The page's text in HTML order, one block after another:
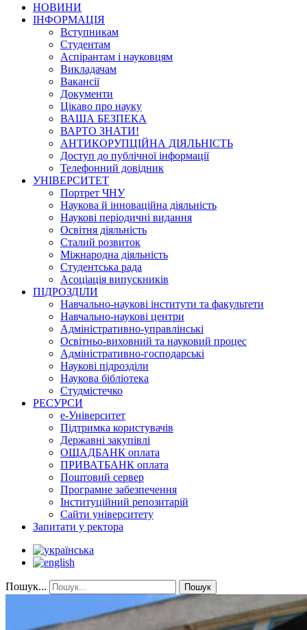
НОВИНИ
ІНФОРМАЦІЯ
Вступникам
Студентам
Аспірантам і науковцям
Викладачам
Вакансії
Документи
Цікаво про науку
ВАША БЕЗПЕКА
ВАРТО ЗНАТИ!
АНТИКОРУПЦІЙНА ДІЯЛЬНІСТЬ
Доступ до публічної інформації
Телефонний довідник
УНІВЕРСИТЕТ
Портрет ЧНУ
Наукова й інноваційна діяльність
Наукові періодичні видання
Освітня діяльність
Сталий розвиток
Міжнародна діяльність
Студентська рада
Асоціація випускників
ПІДРОЗДІЛИ
Навчально-наукові інститути та факультети
Навчально-наукові центри
Адміністративно-управлінські
Освітньо-виховний та науковий процес
Адміністративно-господарські
Наукові підрозділи
Наукова бібліотека
Студмістечко
РЕСУРСИ
е-Університет
Підтримка користувачів
Державні закупівлі
ОЩАДБАНК оплата
ПРИВАТБАНК оплата
Поштовий сервер
Програмне забезпечення
Інституційний репозитарій
Сайти університету
Запитати у ректора
Пошук... Пошук